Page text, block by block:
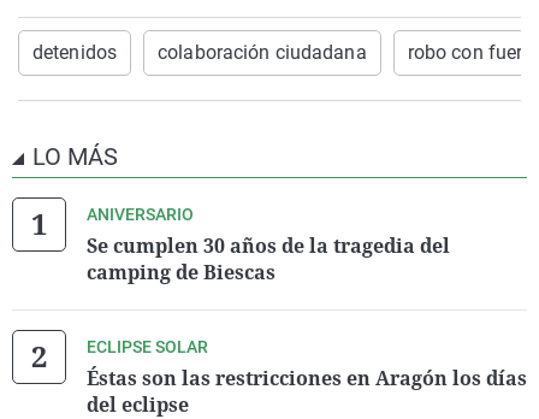
detenidos colaboración ciudadana robo con
LO MÁS
ANIVERSARIO
Se cumplen 30 años de la tragedia del
camping de Biescas
ECLIPSE SOLAR
Éstas son las restricciones en Aragón los días
del eclipse